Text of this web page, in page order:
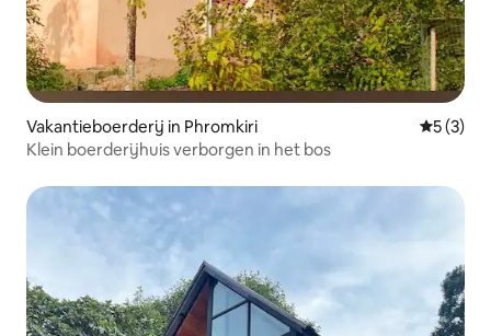
Vakantieboerderij in Phromkiri
5 (3)
Klein boerderijhuis verborgen in het bos